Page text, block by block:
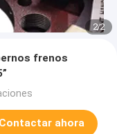
2/2
frenos
Contactar ahora